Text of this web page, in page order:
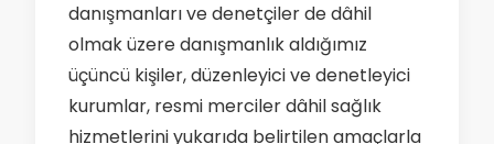
danışmanları ve denetçiler de dâhil
olmak üzere danışmanlık aldığımız
üçüncü kişiler, düzenleyici ve denetleyici
kurumlar, resmi merciler dâhil sağlık
hizmetlerini yukarıda belirtilen amaçlarla